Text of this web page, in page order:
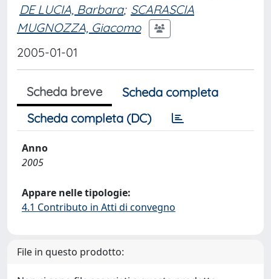
DE LUCIA, Barbara; SCARASCIA
MUGNOZZA, Giacomo
2005-01-01
Scheda breve
Scheda completa
Scheda completa (DC)
Anno
2005
Appare nelle tipologie:
4.1 Contributo in Atti di convegno
File in questo prodotto: